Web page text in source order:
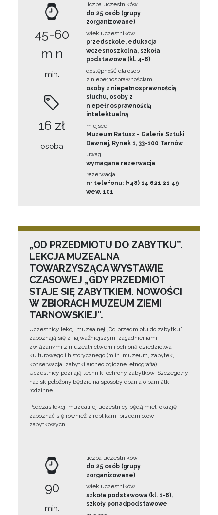
45-60
min
min.
16 zł
osoba
liczba uczestników
do 25 osób (grupy
zorganizowane)
wiek uczestników
przedszkole, edukacja
wczesnoszkolna, szkoła
podstawowa (kl. 4-8)
dostępność dla osób
z niepełnosprawnościami
osoby z niepełnosprawnością
słuchu, osoby z
niepełnosprawnością
intelektualną
miejsce
Muzeum Ratusz - Galeria Sztuki
Dawnej, Rynek 1, 33-100 Tarnów
uwagi
wymagana rezerwacja
rezerwacja
nr telefonu: (+48) 14 621 21 49
wew. 101
„OD PRZEDMIOTU DO ZABYTKU”.
LEKCJA MUZEALNA
TOWARZYSZĄCA WYSTAWIE
CZASOWEJ „GDY PRZEDMIOT
STAJE SIĘ ZABYTKIEM. NOWOŚCI
W ZBIORACH MUZEUM ZIEMI
TARNOWSKIEJ”.
Uczestnicy lekcji muzealnej „Od przedmiotu do zabytku”
zapoznają się z najważniejszymi zagadnieniami
związanymi z muzealnictwem i ochroną dziedzictwa
kulturowego i historycznego (m.in. muzeum, zabytek,
konserwacja, zabytki archeologiczne, etnografia).
Uczestnicy poznają techniki ochrony zabytków. Szczególny
nacisk położony będzie na sposoby dbania o pamiątki
rodzinne.
Podczas lekcji muzealnej uczestnicy będą mieli okazję
zapoznać się również z replikami przedmiotów
zabytkowych.
90
min.
liczba uczestników
do 25 osób (grupy
zorganizowane)
wiek uczestników
szkoła podstawowa (kl. 1-8),
szkoły ponadpodstawowe